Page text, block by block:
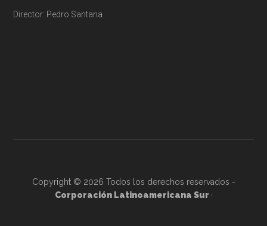
Director: Pedro Santana
Copyright © 2026 Todos los derechos reservados -
Corporación Latinoamericana Sur ·